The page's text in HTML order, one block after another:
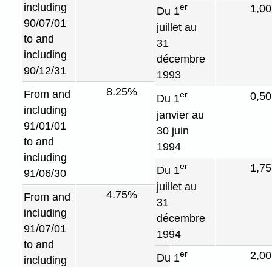
including
90/07/01
to and
including
90/12/31
From and
including
91/01/01
to and
including
91/06/30
8.25%
From and
including
91/07/01
to and
including
4.75%
Du 1er
juillet au
31
décembre
1993
Du 1er
janvier au
30 juin
1994
Du 1er
juillet au
31
décembre
1994
Du 1er